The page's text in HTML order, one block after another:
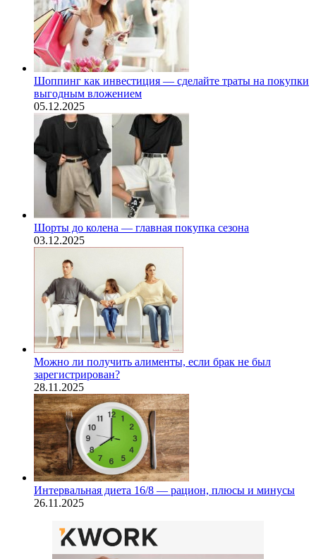
Шоппинг как инвестиция — сделайте траты на покупки
выгодным вложением
05.12.2025
Шорты до колена — главная покупка сезона
03.12.2025
Можно ли получить алименты, если брак не был
зарегистрирован?
28.11.2025
Интервальная диета 16/8 — рацион, плюсы и минусы
26.11.2025